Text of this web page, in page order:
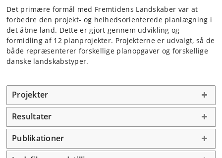
Det primære formål med Fremtidens Landskaber var at
forbedre den projekt- og helhedsorienterede planlægning i
det åbne land. Dette er gjort gennem udvikling og
formidling af 12 planprojekter. Projekterne er udvalgt, så de
både repræsenterer forskellige planopgaver og forskellige
danske landskabstyper.
Projekter
Resultater
Publikationer